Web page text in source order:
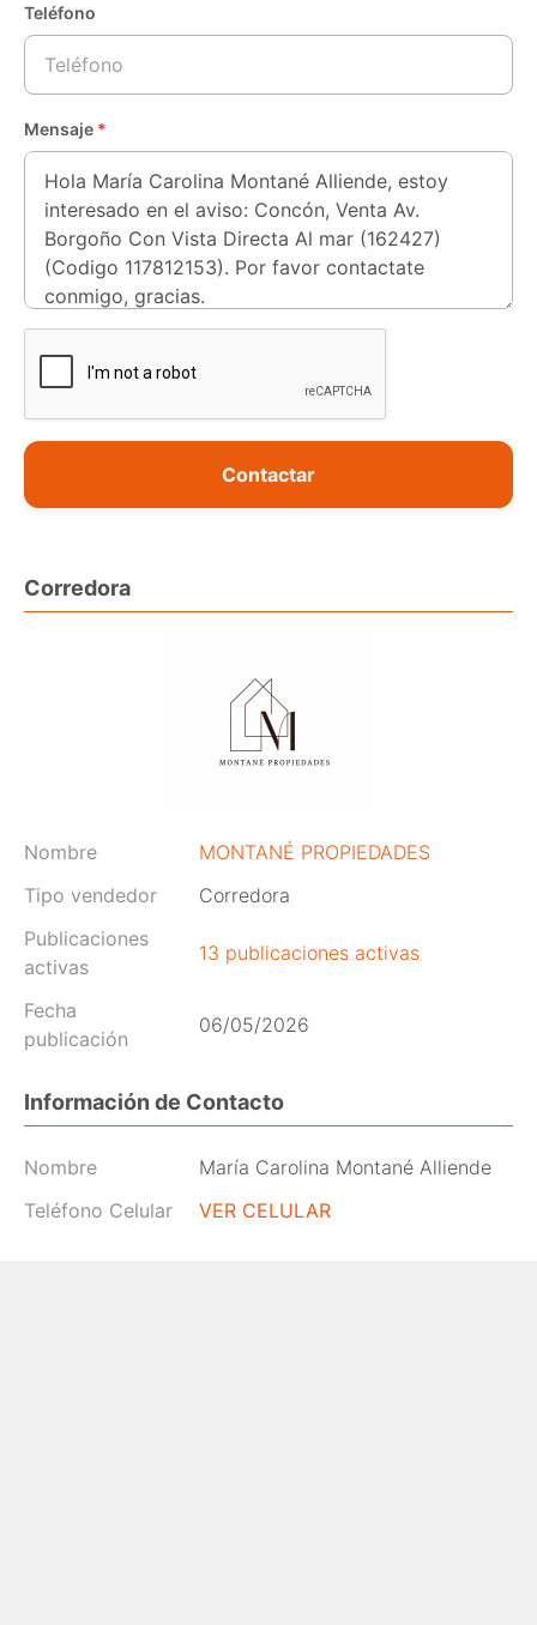
Teléfono
Mensaje *
Contactar
Corredora
Nombre
MONTANÉ PROPIEDADES
Tipo vendedor
Corredora
Publicaciones
activas
13 publicaciones activas
Fecha
publicación
06/05/2026
Información de Contacto
Nombre
María Carolina Montané Alliende
Teléfono Celular
VER CELULAR